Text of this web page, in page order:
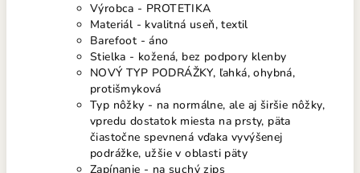
Výrobca - PROTETIKA
Materiál - kvalitná useň, textil
Barefoot - áno
Stielka - kožená, bez podpory klenby
NOVÝ TYP PODRÁŽKY, ľahká, ohybná,
protišmyková
Typ nôžky - na normálne, ale aj širšie nôžky,
vpredu dostatok miesta na prsty, päta
čiastočne spevnená vďaka vyvýšenej
podrážke, užšie v oblasti päty
Zapínanie - na suchý zips